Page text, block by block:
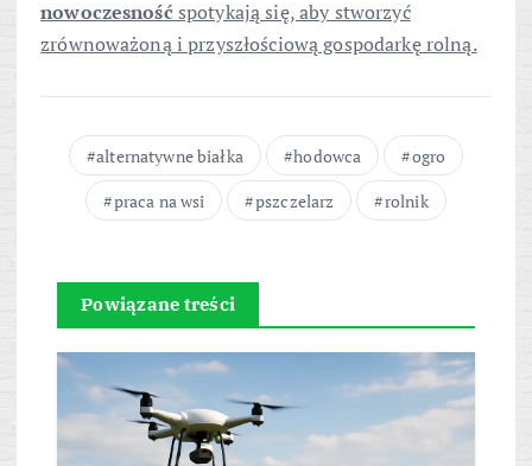
nowoczesność spotykają się, aby stworzyć
zrównoważoną i przyszłościową gospodarkę rolną.
alternatywne białka hodowca
ogro
praca na wsi
pszczelarz rolnik
Powiązane treści